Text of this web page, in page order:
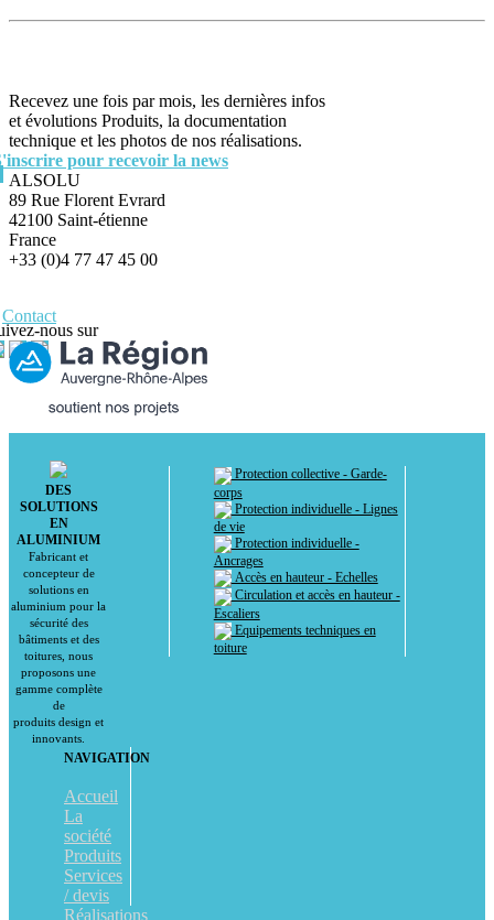
Recevez une fois par mois, les dernières infos
et évolutions Produits, la documentation
technique et les photos de nos réalisations.
pour recevoir la news
ALSOLU
89 Rue Florent Evrard
42100 Saint-étienne
France
+33 (0)4 77 47 45 00
Contact
nous sur
DES
SOLUTIONS
EN
ALUMINIUM
Fabricant et
concepteur de
solutions en
aluminium pour la
sécurité des
bâtiments et des
toitures, nous
proposons une
gamme complète
de
produits design et
innovants.
Protection collective - Garde-
corps
Protection individuelle - Lignes
de vie
Protection individuelle -
Ancrages
Accès en hauteur - Echelles
Circulation et accès en hauteur -
Escaliers
Equipements techniques en
toiture
NAVIGATION
Accueil
La
société
Produits
Services
/ devis
Réalisations